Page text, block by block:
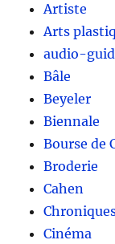
Artiste
Arts
audio-
Bâle
Beyeler
Biennale
Bourse de
Broderie
Cahen
Cinéma